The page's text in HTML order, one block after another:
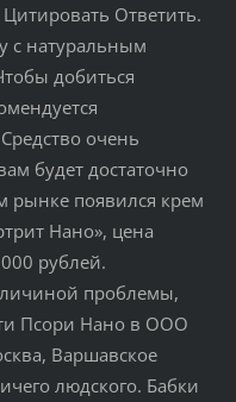
Ответить.
с натуральным
добиться
очень
будет достаточно
рынке появился крем
Нано», цена
рублей.
проблемы,
Псори Нано в ООО
Варшавское
людского. Бабки